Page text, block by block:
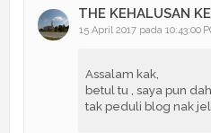
THE KEHALUSAN
15 April 2017 pada 10:43:00
Assalam kak,
betul tu , saya pun
tak peduli blog nak